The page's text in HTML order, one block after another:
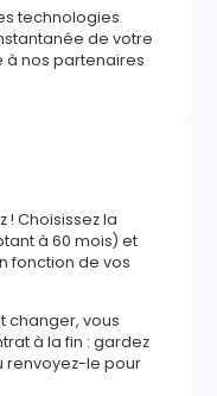
technologies
de votre
nos partenaires
! Choisissez la
à 60 mois) et
fonction de vos
changer, vous
à la fin : gardez
renvoyez-le pour